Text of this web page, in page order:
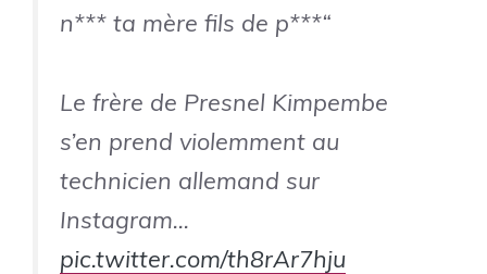
n*** ta mère fils de p***“
Le frère de Presnel Kimpembe
s’en prend violemment au
technicien allemand sur
Instagram…
pic.twitter.com/th8rAr7hju